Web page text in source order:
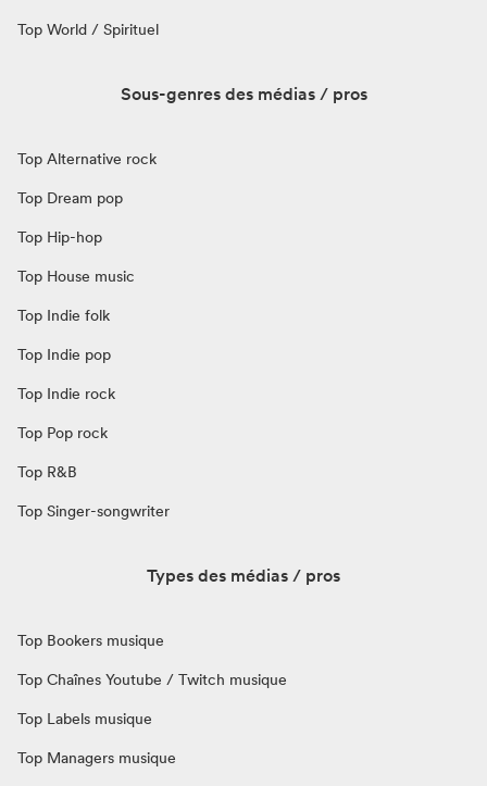
Top World / Spirituel
Sous-genres des médias / pros
Top Alternative rock
Top Dream pop
Top Hip-hop
Top House music
Top Indie folk
Top Indie pop
Top Indie rock
Top Pop rock
Top R&B
Top Singer-songwriter
Types des médias / pros
Top Bookers musique
Top Chaînes Youtube / Twitch musique
Top Labels musique
Top Managers musique